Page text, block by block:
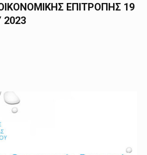
ΕΠΙΤΡΟΠΗΣ 19